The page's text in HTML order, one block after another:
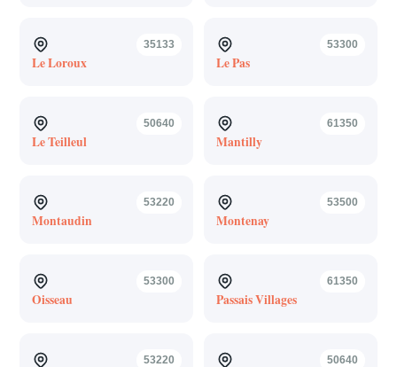
35133
Le Loroux
53300
Le Pas
50640
Le Teilleul
61350
Mantilly
53220
Montaudin
53500
Montenay
53300
Oisseau
61350
Passais Villages
53220 50640